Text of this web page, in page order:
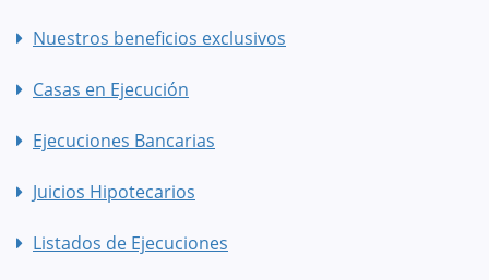
Nuestros beneficios exclusivos
Casas en Ejecución
Ejecuciones Bancarias
Juicios Hipotecarios
Listados de Ejecuciones